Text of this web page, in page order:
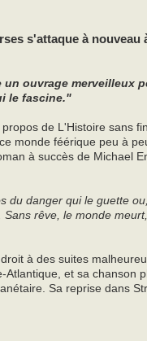
s'attaque à nouveau
ouvrage merveilleux
le fascine."
de L'Histoire sans
monde féérique peu à
à succès de Michael
du danger qui le guette
Sans rêve, le monde
à des suites
et sa chanson
Sa reprise dans